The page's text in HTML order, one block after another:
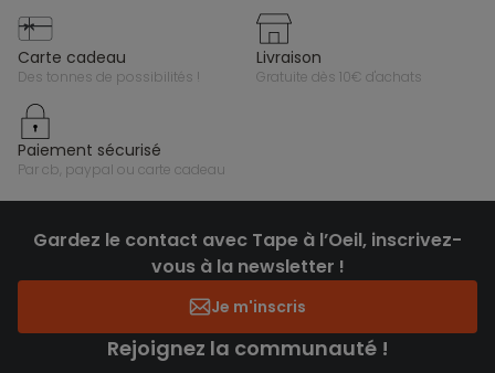
carte cadeau
des tonnes de possibilités !
livraison
gratuite dès 10€ d'achats
paiement sécurisé
par cb, paypal ou carte cadeau
Gardez le contact avec Tape à l’Oeil, inscrivez-
vous à la newsletter !
Je m'inscris
Rejoignez la communauté !